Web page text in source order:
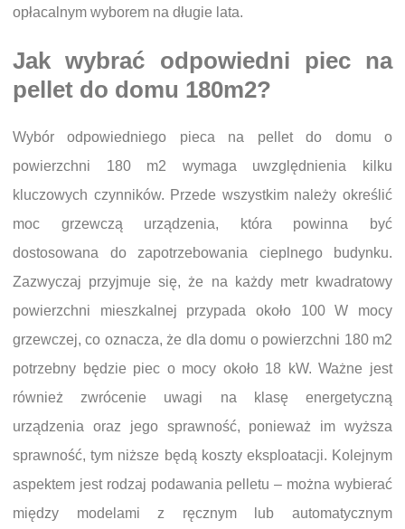
opłacalnym wyborem na długie lata.
Jak wybrać odpowiedni piec na
pellet do domu 180m2?
Wybór odpowiedniego pieca na pellet do domu o
powierzchni 180 m2 wymaga uwzględnienia kilku
kluczowych czynników. Przede wszystkim należy określić
moc grzewczą urządzenia, która powinna być
dostosowana do zapotrzebowania cieplnego budynku.
Zazwyczaj przyjmuje się, że na każdy metr kwadratowy
powierzchni mieszkalnej przypada około 100 W mocy
grzewczej, co oznacza, że dla domu o powierzchni 180 m2
potrzebny będzie piec o mocy około 18 kW. Ważne jest
również zwrócenie uwagi na klasę energetyczną
urządzenia oraz jego sprawność, ponieważ im wyższa
sprawność, tym niższe będą koszty eksploatacji. Kolejnym
aspektem jest rodzaj podawania pelletu – można wybierać
między modelami z ręcznym lub automatycznym